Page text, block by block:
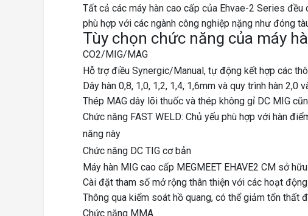
Tất cả các máy hàn cao cấp của Ehvae-2 Series
phù hợp với các ngành công nghiệp nặng như đóng
Tùy chọn chức năng của máy
CO2/MIG/MAG
Hỗ trợ điều Synergic/Manual, tự động kết hợp các
Dây hàn 0,8, 1,0, 1,2, 1,4, 1,6mm và quy trình hàn 2,0
Thép MAG dây lõi thuốc và thép không gỉ DC MIG
Chức năng FAST WELD: Chủ yếu phù hợp với hàn
năng này
Chức năng DC TIG cơ bản
Máy hàn MIG cao cấp MEGMEET EHAVE2 CM sở
Cài đặt tham số mở rộng thân thiện với các hoạt
Thông qua kiểm soát hồ quang, có thể giảm tổn thất
Chức năng MMA